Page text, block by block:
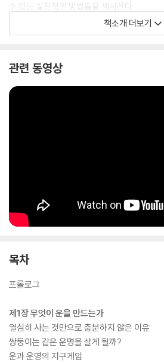
수 있는 실천적인 방법들을 제시한다.
운과 운명을 결정짓는 근본 원리에서부터 운
로 가기 위해 꼭 알아야 하는 궁극의 지혜들을
‘4원소 성향 분석 테스트’가 더해져 자신에게
책소개 더보기
관련 동영상
목차
프롤로그
제1장 무엇이 운을 만드는가
열심히 사는 것만으로 충분하지 않은 이유
쌍둥이는 같은 운명을 살게 될까?
운과 운명의 지구게임